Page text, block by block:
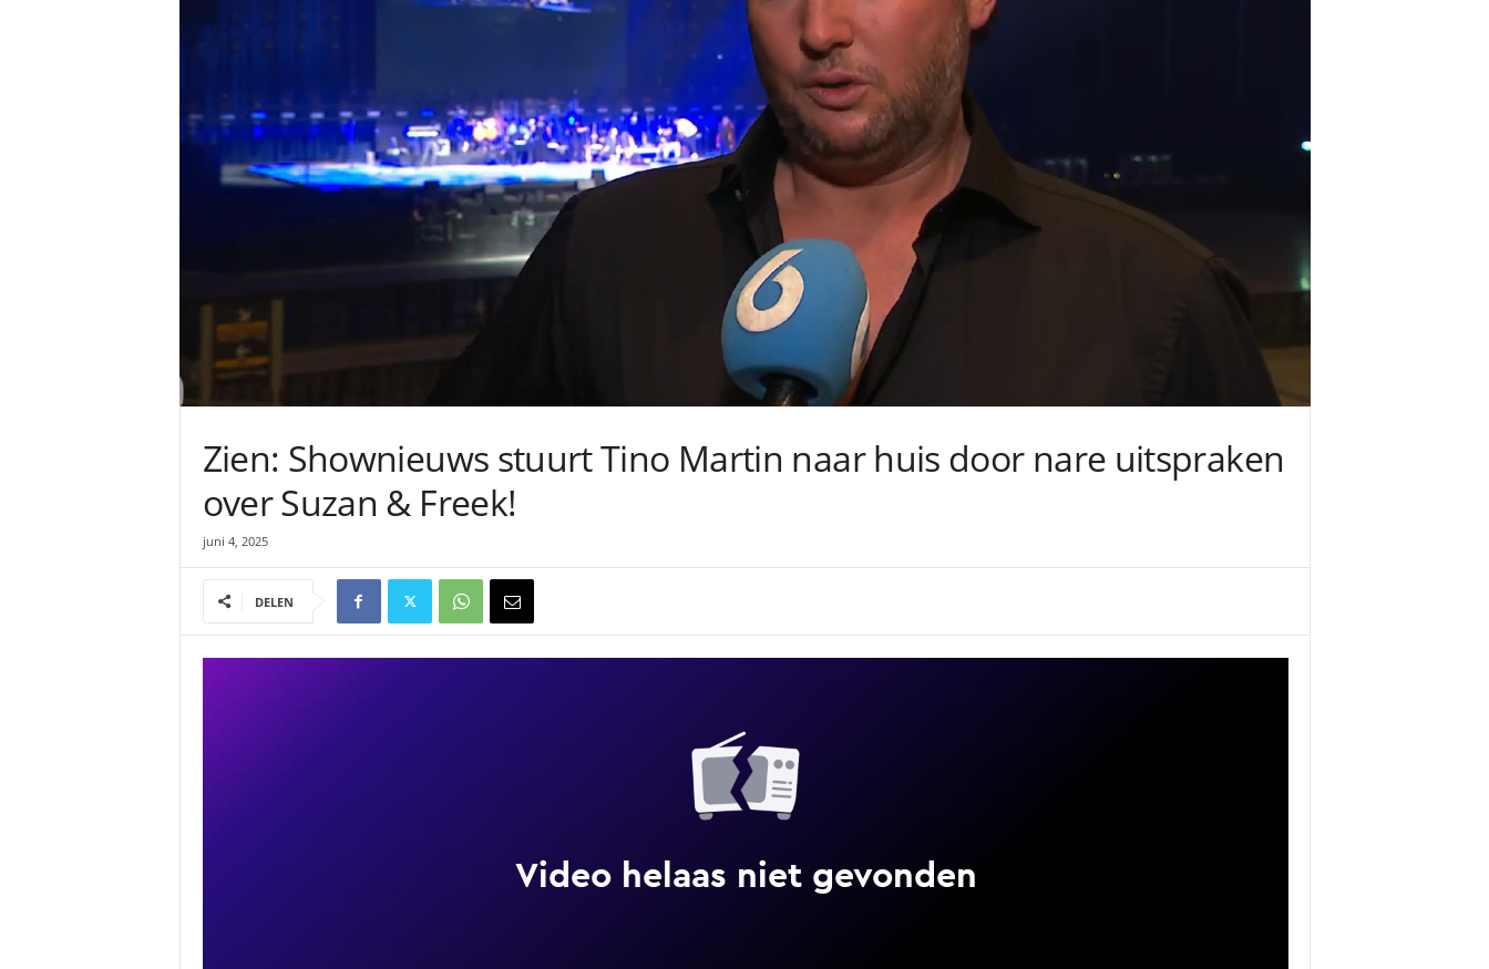
Zien: Shownieuws stuurt Tino Martin naar huis door nare uitspraken
over Suzan & Freek!
juni 4, 2025
DELEN